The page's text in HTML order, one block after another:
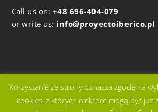
Call us on: +48 696-404-079
or write us: info@proyectoiberico.pl
IMPLEMENTED BY:
Korzystanie ze strony oznacza zgodę na
cookies, z których niektóre mogą być już